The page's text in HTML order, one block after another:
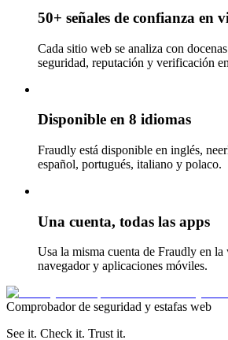
50+ señales de confianza en
Cada sitio web se analiza con
seguridad, reputación y verificación
Disponible en 8 idiomas
Fraudly está disponible en inglés,
español, portugués, italiano y polaco.
Una cuenta, todas las apps
Usa la misma cuenta de Fraudly en la
navegador y aplicaciones móviles.
Comprobador de seguridad y estafas web
See it. Check it. Trust it.